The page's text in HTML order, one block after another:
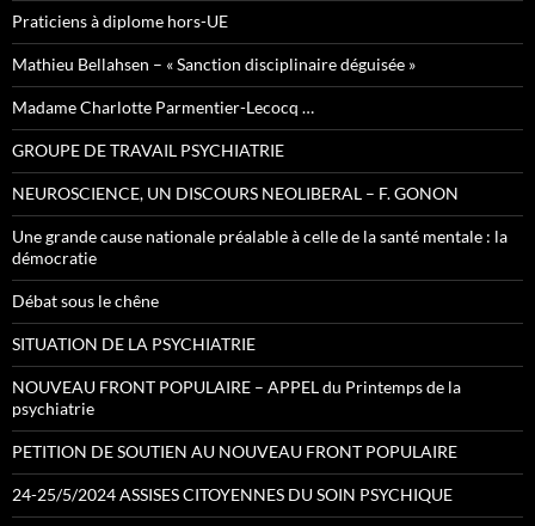
Praticiens à diplome hors-UE
Mathieu Bellahsen – « Sanction disciplinaire déguisée »
Madame Charlotte Parmentier-Lecocq …
GROUPE DE TRAVAIL PSYCHIATRIE
NEUROSCIENCE, UN DISCOURS NEOLIBERAL – F. GONON
Une grande cause nationale préalable à celle de la santé mentale : la
démocratie
Débat sous le chêne
SITUATION DE LA PSYCHIATRIE
NOUVEAU FRONT POPULAIRE – APPEL du Printemps de la
psychiatrie
PETITION DE SOUTIEN AU NOUVEAU FRONT POPULAIRE
24-25/5/2024 ASSISES CITOYENNES DU SOIN PSYCHIQUE